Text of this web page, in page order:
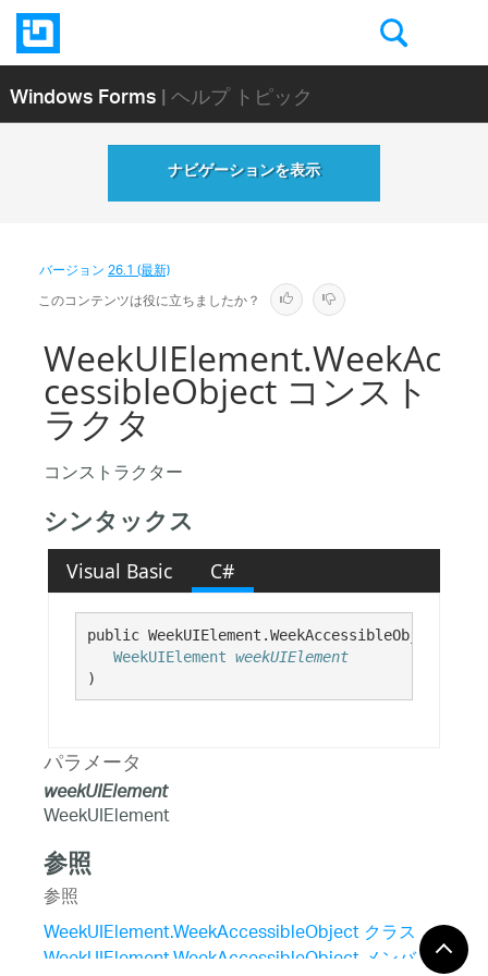
Windows Forms| ヘルプ トピック
ナビゲーションを表示
バージョン26.1 (最新)
このコンテンツは役に立ちましたか？
WeekUIElement.WeekAc
cessibleObject コンスト
ラクタ
コンストラクター
シンタックス
Visual Basic C#
public WeekUIElement.WeekAccessibleObject(
WeekUIElement weekUIElement
)
パラメータ
weekUIElement
WeekUIElement
参照
参照
WeekUIElement.WeekAccessibleObject クラス
WeekUIElement.WeekAccessibleObject メンバ